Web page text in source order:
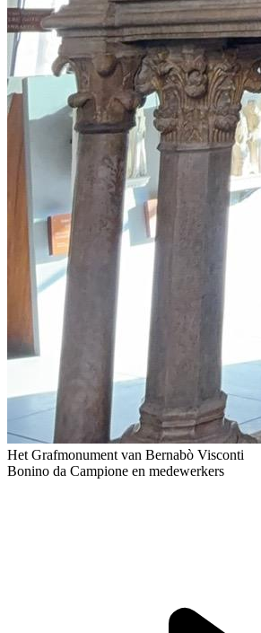
Het Grafmonument van Bernabò Visconti
Bonino da Campione en medewerkers